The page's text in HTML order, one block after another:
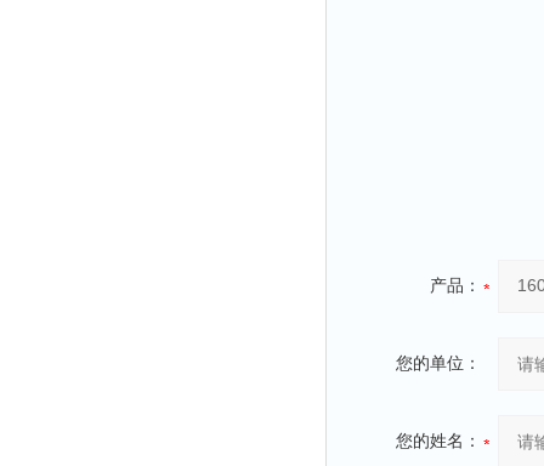
产品：
您的单位：
您的姓名：